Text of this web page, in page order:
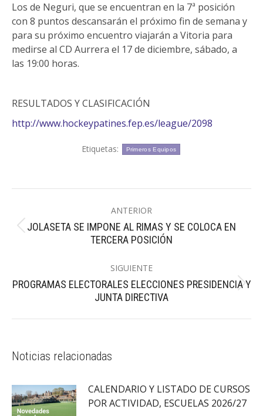
Los de Neguri, que se encuentran en la 7ª posición
con 8 puntos descansarán el próximo fin de semana y
para su próximo encuentro viajarán a Vitoria para
medirse al CD Aurrera el 17 de diciembre, sábado, a
las 19:00 horas.
RESULTADOS Y CLASIFICACIÓN
http://www.hockeypatines.fep.es/league/2098
Etiquetas: Primeros Equipos
entre
publicaciones
ANTERIOR
Publicación
anterior:
JOLASETA SE IMPONE AL RIMAS Y SE COLOCA EN
TERCERA POSICIÓN
SIGUIENTE
Publicación
siguiente:
PROGRAMAS ELECTORALES ELECCIONES PRESIDENCIA Y
JUNTA DIRECTIVA
Noticias relacionadas
CALENDARIO Y LISTADO DE CURSOS
POR ACTIVIDAD, ESCUELAS 2026/27